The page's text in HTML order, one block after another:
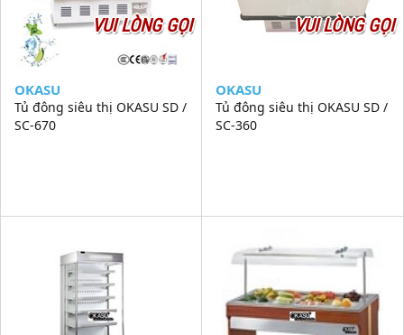
VUI LÒNG GỌI
OKASU
Tủ đông siêu thị OKASU SD /
SC-670
VUI LÒNG GỌI
OKASU
Tủ đông siêu thị OKASU SD /
SC-360